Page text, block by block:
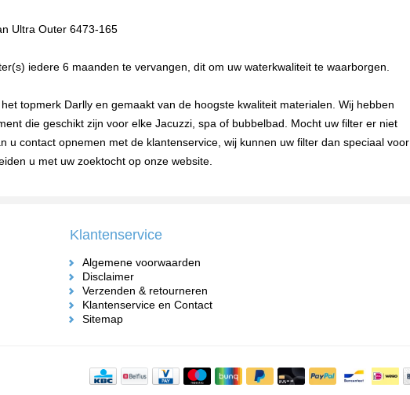
Ultra Outer 6473-165
iedere 6 maanden te vervangen, dit om uw waterkwaliteit te waarborgen.
topmerk Darlly en gemaakt van de hoogste kwaliteit materialen. Wij hebben
die geschikt zijn voor elke Jacuzzi, spa of bubbelbad. Mocht uw filter er niet
u contact opnemen met de klantenservice, wij kunnen uw filter dan speciaal voor
u met uw zoektocht op onze website.
Klantenservice
Algemene voorwaarden
Disclaimer
Verzenden & retourneren
Klantenservice en Contact
Sitemap